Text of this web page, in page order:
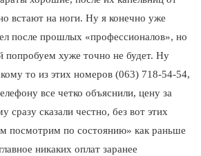
встают на ноги. Ну я конечно уже
после прошлых «профессионалов», но
попробуем хуже точно не будет. Ну
то из этих номеров (063) 718-54-54,
все четко объяснили, цену за
сразу сказали честно, без вот этих
посмотрим по состоянию» как раньше
никаких оплат заранее